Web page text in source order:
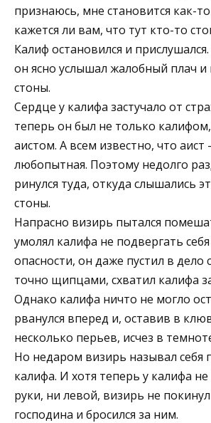
признаюсь, мне становится как-
кажется ли вам, что тут кто-то
Калиф остановился и
он ясно услышал жалобный плач
стоны.
Сердце у калифа застучало от
теперь он был не только
аистом. А всем известно, что
любопытная. Поэтому недолго
ринулся туда, откуда слышались
стоны.
Напрасно визирь пытался
умолял калифа не подвергать
опасности, он даже пустил в дело
точно щипцами, схватил калифа
Однако калифа ничто не могло
рванулся вперед и, оставив в
несколько перьев, исчез в
Но недаром визирь называл себя
калифа. И хотя теперь у калифа
руки, ни левой, визирь не
господина и бросился за ним.